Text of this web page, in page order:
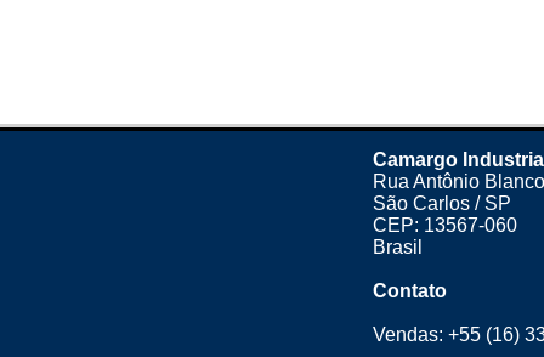
Camargo
Rua Antônio
São Carlos / SP
CEP: 13567-060
Brasil
Contato
Vendas:+55 (16)